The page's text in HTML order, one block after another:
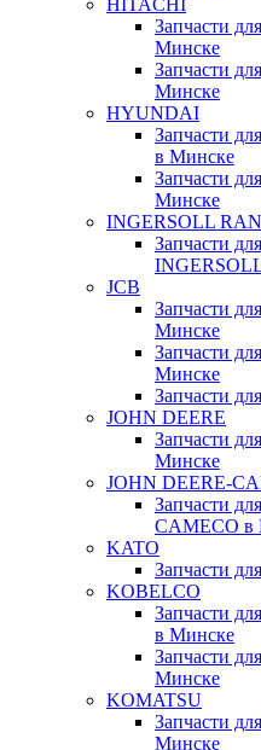
HITACHI
Запчасти
Минске
Запчасти
Минске
HYUNDAI
Запчасти
в Минске
Запчасти
Минске
INGERSOLL
Запчасти
JCB
Запчасти
Минске
Запчасти
Минске
Запчасти
JOHN DEERE
Запчасти
Минске
JOHN DEERE-
Запчасти
CAMECO в
KATO
Запчасти
KOBELCO
Запчасти
в Минске
Запчасти
Минске
KOMATSU
Запчасти
Минске